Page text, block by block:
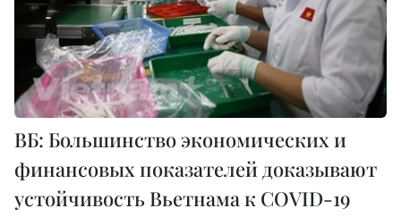
ВБ: Большинство экономических и
финансовых показателей доказывают
устойчивость Вьетнама к COVID-19